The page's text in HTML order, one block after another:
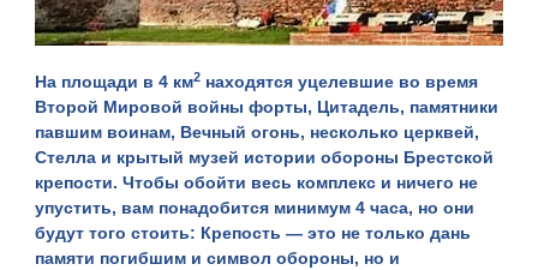
На площади в 4 км2 находятся уцелевшие во время
Второй Мировой войны форты, Цитадель, памятники
павшим воинам, Вечный огонь, несколько церквей,
Стелла и крытый музей истории обороны Брестской
крепости. Чтобы обойти весь комплекс и ничего не
упустить, вам понадобится минимум 4 часа, но они
будут того стоить: Крепость — это не только дань
памяти погибшим и символ обороны, но и